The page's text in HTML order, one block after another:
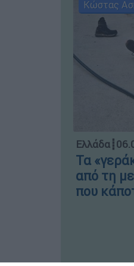
Κώστας
Ελλάδα┋
Τα
από τη
που